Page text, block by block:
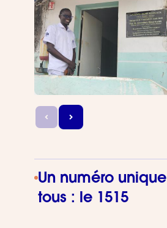
Un numéro
tous : le 1515